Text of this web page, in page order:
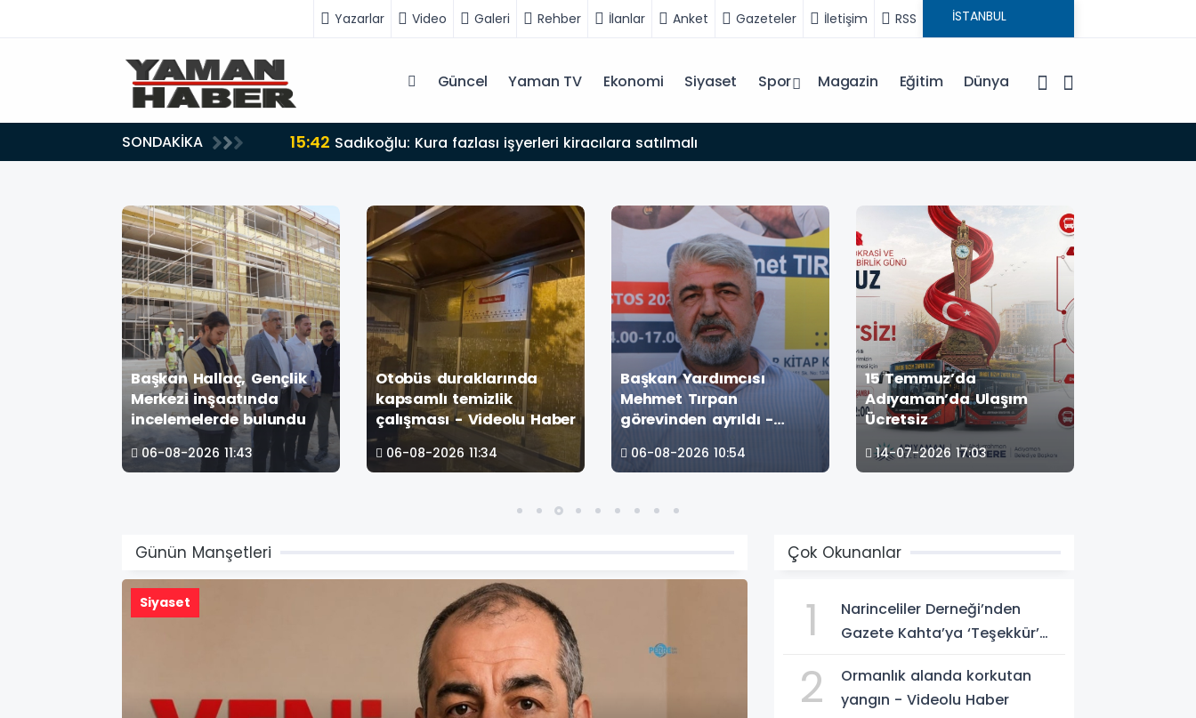
Yazarlar Video Galeri Rehber İlanlar Anket Gazeteler İletişim RSS
Güncel Yaman TV Ekonomi Siyaset Spor Magazin Eğitim Dünya
SONDAKİKA
tarafında olmayı seçtim’ 15:42 Sadıkoğlu: Kura fazlası işyerleri kiracılara satılmalı
Başkan Hallaç, Gençlik
Merkezi inşaatında
incelemelerde bulundu
06-08-2026 11:43
Otobüs duraklarında
kapsamlı temizlik
çalışması - Videolu Haber
06-08-2026 11:34
Başkan Yardımcısı
Mehmet Tırpan
görevinden ayrıldı -
06-08-2026 10:54
15 Temmuz’da
Adıyaman’da Ulaşım
Ücretsiz
14-07-2026 17:03
Günün Manşetleri
ASAYİŞ
Çok Okunanlar
1
Narinceliler Derneği’nden
Gazete Kahta’ya ‘Teşekkür’
2
Ormanlık alanda korkutan
yangın - Videolu Haber